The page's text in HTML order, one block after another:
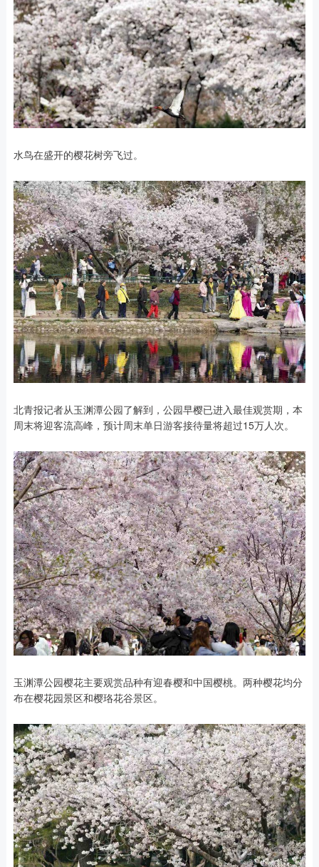
水鸟在盛开的樱花树旁飞过。
北青报记者从玉渊潭公园了解到，公园早樱已进入最佳观赏期，本
周末将迎客流高峰，预计周末单日游客接待量将超过15万人次。
玉渊潭公园樱花主要观赏品种有迎春樱和中国樱桃。两种樱花均分
布在樱花园景区和樱珞花谷景区。